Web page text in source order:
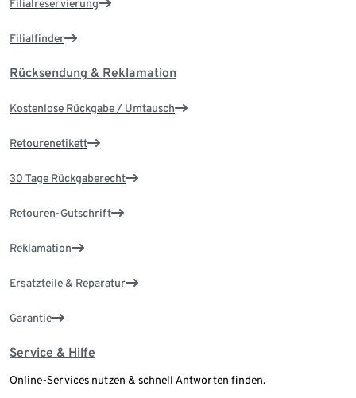
Filialreservierung
Filialfinder
Rücksendung & Reklamation
Kostenlose Rückgabe / Umtausch
Retourenetikett
30 Tage Rückgaberecht
Retouren-Gutschrift
Reklamation
Ersatzteile & Reparatur
Garantie
Service & Hilfe
Online-Services nutzen & schnell Antworten finden.